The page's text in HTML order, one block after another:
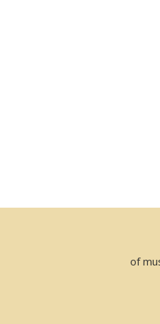
of